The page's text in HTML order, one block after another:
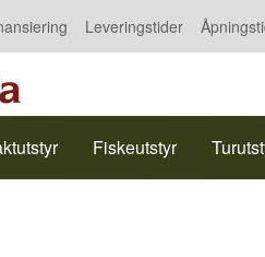
Leveringstider
Fiskeutstyr